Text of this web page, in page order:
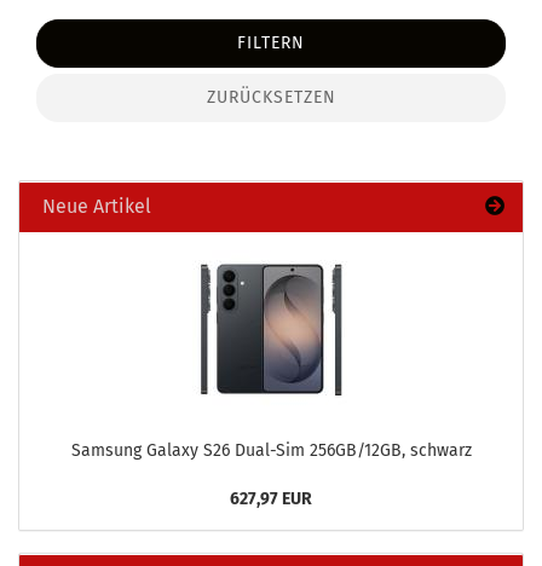
FILTERN
ZURÜCKSETZEN
Neue Artikel
Sam­sung Ga­la­xy S26 Dual-​Sim 256GB/12GB, schwarz
627,97 EUR